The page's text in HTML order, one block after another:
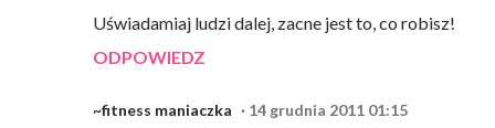
Uświadamiaj ludzi dalej, zacne jest to, co robisz!
ODPOWIEDZ
~fitness maniaczka 14 grudnia 2011 01:15